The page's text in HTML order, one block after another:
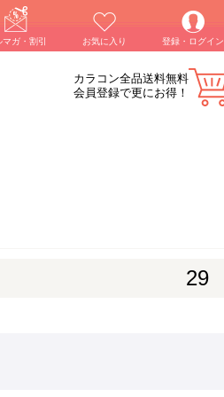
マガ・割引 お気に入り 登録・ログイン
カラコン全品送料無料
会員登録で更にお得！
29